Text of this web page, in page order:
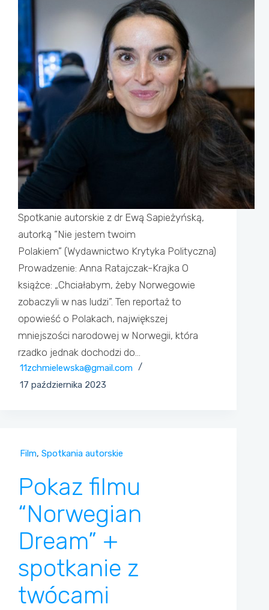
Spotkanie autorskie z dr Ewą Sapieżyńską,
autorką “Nie jestem twoim
Polakiem” (Wydawnictwo Krytyka Polityczna)
Prowadzenie: Anna Ratajczak-Krajka O
książce: „Chciałabym, żeby Norwegowie
zobaczyli w nas ludzi”. Ten reportaż to
opowieść o Polakach, największej
mniejszości narodowej w Norwegii, która
rzadko jednak dochodzi do…
11zchmielewska@gmail.com
17 października 2023
Film, Spotkania autorskie
Pokaz filmu
“Norwegian
Dream” +
spotkanie z
twócami